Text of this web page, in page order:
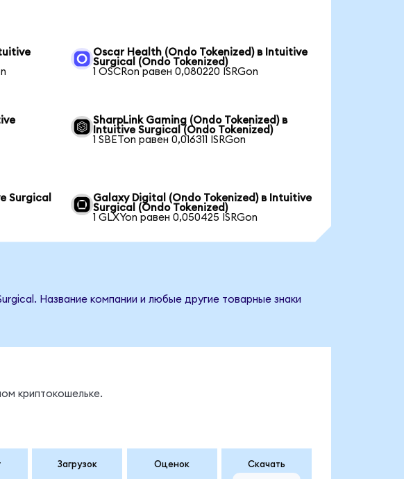
Oscar Health (Ondo Tokenized) в Intuitive
Surgical (Ondo Tokenized)
1 OSCRon равен 0,080220 ISRGon
SharpLink Gaming (Ondo Tokenized) в
Intuitive Surgical (Ondo Tokenized)
1 SBETon равен 0,016311 ISRGon
Surgical
Galaxy Digital (Ondo Tokenized) в Intuitive
Surgical (Ondo Tokenized)
1 GLXYon равен 0,050425 ISRGon
Название компании и любые другие товарные знаки
криптокошельке.
Загрузок Оценок Скачать